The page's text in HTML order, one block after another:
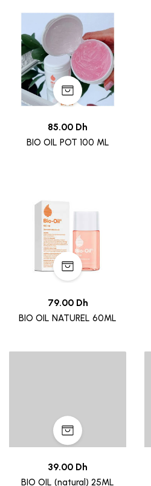
85.00 Dh
BIO OIL POT 100 ML
79.00 Dh
BIO OIL NATUREL 60ML
39.00 Dh
BIO OIL (natural) 25ML